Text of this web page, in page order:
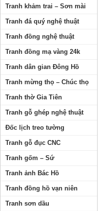
Tranh khảm trai – Sơn mài
Tranh đá quý nghệ thuật
Tranh đồng nghệ thuật
Tranh đồng mạ vàng 24k
Tranh dân gian Đông Hồ
Tranh mừng thọ – Chúc thọ
Tranh thờ Gia Tiên
Tranh gỗ ghép nghệ thuật
Đốc lịch treo tường
Tranh gỗ đục CNC
Tranh gốm – Sứ
Tranh ảnh Bác Hồ
Tranh đồng hồ vạn niên
Tranh sơn dầu